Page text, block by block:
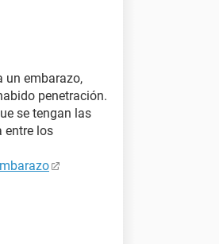
un embarazo,
penetración.
se tengan las
entre los